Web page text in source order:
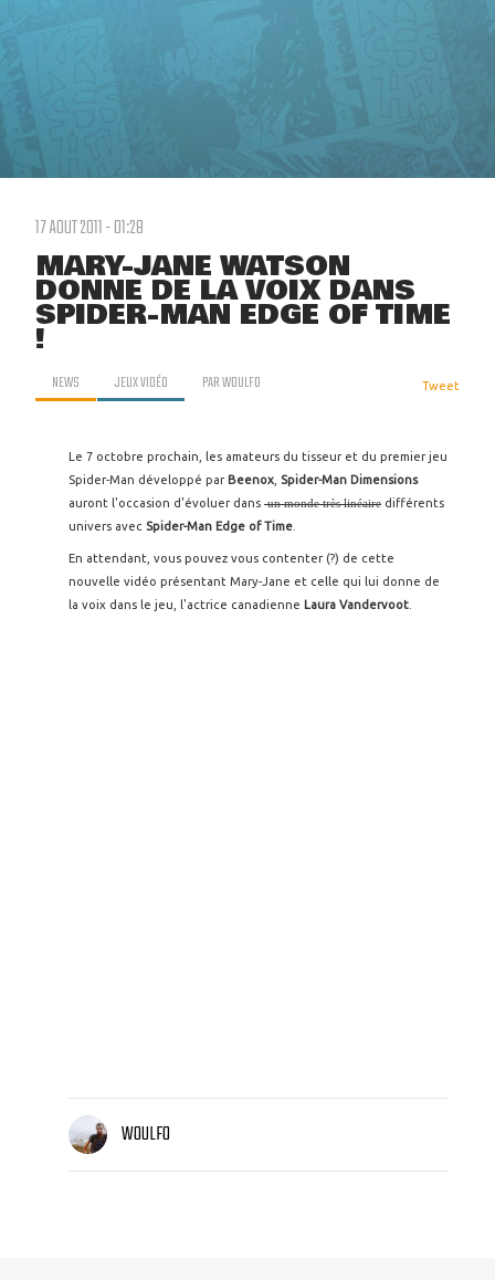
17 AOUT 2011 - 01:28
MARY-JANE WATSON
DONNE DE LA VOIX DANS
SPIDER-MAN EDGE OF TIME
!
NEWS JEUX VIDÉO PARWOULFO Tweet
Le 7 octobre prochain, les amateurs du tisseur et du premier jeu
Spider-Man développé par Beenox Spider-Man Dimensions
auront l'occasion d'évoluer dans un monde très linéaire différents
univers avec Spider-Man Edge of Time
En attendant, vous pouvez vous contenter (?) de cette
nouvelle vidéo présentant Mary-Jane et celle qui lui donne de
la voix dans le jeu, l'actrice canadienne Laura Vandervoot
WOULFO